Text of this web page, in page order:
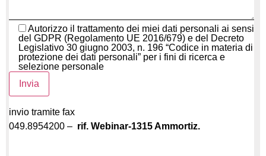
Autorizzo il trattamento dei miei dati personali ai sensi
del GDPR (Regolamento UE 2016/679) e del Decreto
Legislativo 30 giugno 2003, n. 196 “Codice in materia di
protezione dei dati personali” per i fini di ricerca e
selezione personale
invio tramite fax
049.8954200 – rif. Webinar-1315 Ammortiz.